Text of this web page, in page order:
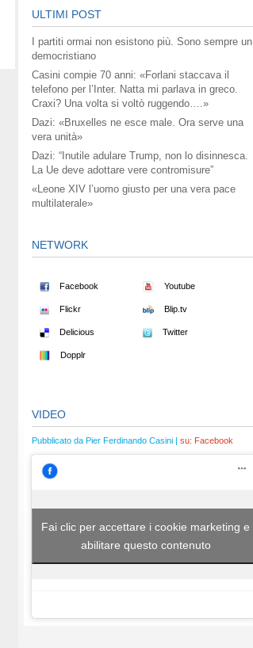
ULTIMI POST
I partiti ormai non esistono più. Sono sempre un
democristiano
Casini compie 70 anni: «Forlani staccava il
telefono per l’Inter. Natta mi parlava in greco.
Craxi? Una volta si voltò ruggendo….»
Dazi: «Bruxelles ne esce male. Ora serve una
vera unità»
Dazi: “Inutile adulare Trump, non lo disinnesca.
La Ue deve adottare vere contromisure”
«Leone XIV l’uomo giusto per una vera pace
multilaterale»
NETWORK
Facebook Youtube
Flickr Blip.tv
Delicious Twitter
Dopplr
VIDEO
Pubblicato da Pier Ferdinando Casini | su: Facebook
Fai clic per accettare i cookie marketing e
abilitare questo contenuto